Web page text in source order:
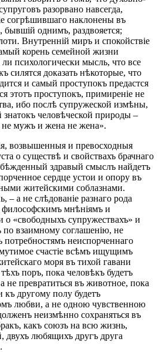
разорвано навсегда,
согрѣшившаго наклонены въ
бывшій однимъ, раздвояется;
Внутренній миръ и спокойствіе
корень семейной жизни
психологически мысль, что все
силятся доказать нѣкоторые, что
и самый проступокъ предастся
этотъ проступокъ, примиреніе не
ибо послѣ супружеской измѣны,
знатокъ человѣческой природы –
мужъ и жена не жена».
возвышенныя и превосходныя
о существѣ и свойствахъ брачнаго
здравый смыслъ найдетъ
сердце устои и опору въ
житейскими соблазнами.
– а не слѣдованіе разнаго рода
философскимъ мнѣніямъ и
«свободныхъ супружествахъ» и
по взаимному соглашенію, не
неиспорченнаго
счастіе всѣмъ ищущимъ
моря въ тихой гавани
поръ, пока человѣкъ будетъ
не превратиться въ животное, пока
къ другому полу будетъ
любви, а не одною чувственною
неизмѣнно сохраняться въ
какъ союзъ на всю жизнь,
любящихъ другъ друга